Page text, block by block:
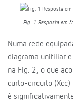
Fig. 1 Resposta em
Numa rede
diagrama unifiliar
na Fig. 2, o que
curto-circuito (Xcc)
é